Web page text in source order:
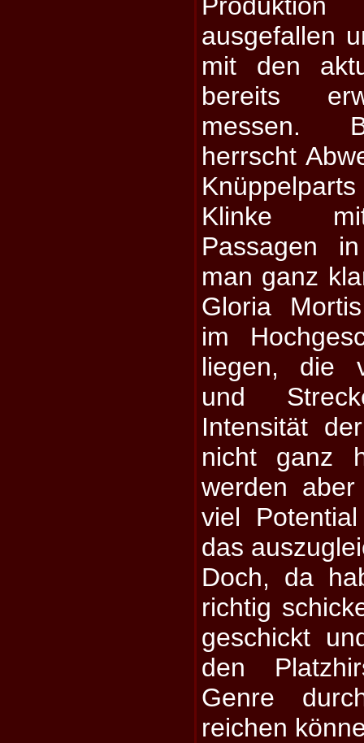
ausgefallen
mit den
bereits
messen.
herrscht
Klinke
Passagen
man ganz
Gloria
im
liegen, die
und
Intensität
nicht ganz
werden
viel
das
Doch, da
richtig
geschickt
den
Genre
reichen